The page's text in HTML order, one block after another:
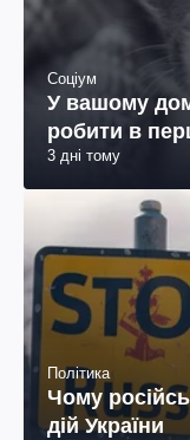
Соціум
У вашому
робити в
3 дні тому
Політика
Чому
дій України